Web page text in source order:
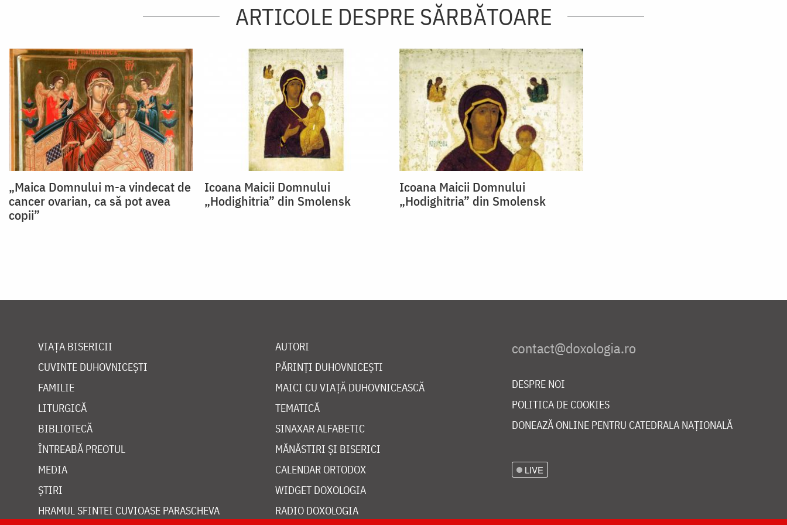
ARTICOLE DESPRE SĂRBĂTOARE
„Maica Domnului m-a vindecat de
cancer ovarian, ca să pot avea
copii”
Icoana Maicii Domnului
„Hodighitria” din Smolensk
Icoana Maicii Domnului
„Hodighitria” din Smolensk
VIAȚA BISERICII
CUVINTE DUHOVNICEȘTI
FAMILIE
LITURGICĂ
BIBLIOTECĂ
ÎNTREABĂ PREOTUL
MEDIA
ȘTIRI
HRAMUL SFINTEI CUVIOASE PARASCHEVA
AUTORI
PĂRINȚI DUHOVNICEȘTI
MAICI CU VIAȚĂ DUHOVNICEASCĂ
TEMATICĂ
SINAXAR ALFABETIC
MĂNĂSTIRI ȘI BISERICI
CALENDAR ORTODOX
WIDGET DOXOLOGIA
RADIO DOXOLOGIA
DESPRE NOI
POLITICA DE COOKIES
DONEAZĂ ONLINE PENTRU CATEDRALA NAȚIONALĂ
LIVE